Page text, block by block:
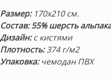
Размер:170х210 см.
Состав: 55% шерсть
Дизайн:с кистями
Плотность:374 г/м2
Упаковка:чемодан ПВХ